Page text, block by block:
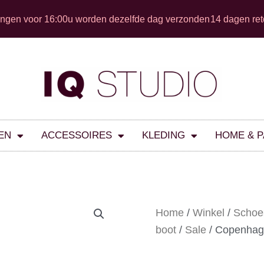
voor 16:00u worden dezelfde dag verzonden14 dagen
ACCESSOIRES KLEDING HOME &
Home / Winkel /
boot / Sale /